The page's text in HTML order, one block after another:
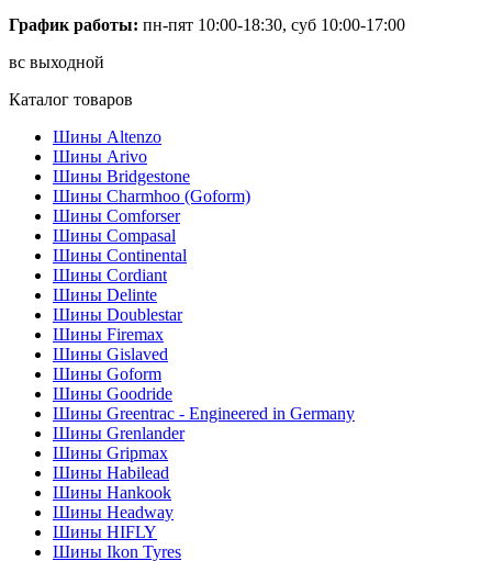
График работы: пн-пят 10:00-18:30, суб 10:00-17:00
вс выходной
Каталог товаров
Шины Altenzo
Шины Arivo
Шины Bridgestone
Шины Charmhoo (Goform)
Шины Comforser
Шины Compasal
Шины Continental
Шины Cordiant
Шины Delinte
Шины Doublestar
Шины Firemax
Шины Gislaved
Шины Goform
Шины Goodride
Шины Greentrac - Engineered in Germany
Шины Grenlander
Шины Gripmax
Шины Habilead
Шины Hankook
Шины Headway
Шины HIFLY
Шины Ikon Tyres